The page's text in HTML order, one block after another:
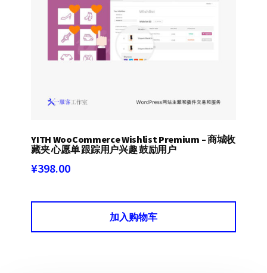
YITH WooCommerce Wishlist Premium – 商城收
藏夹 心愿单 跟踪用户兴趣 鼓励用户
¥398.00
加入购物车